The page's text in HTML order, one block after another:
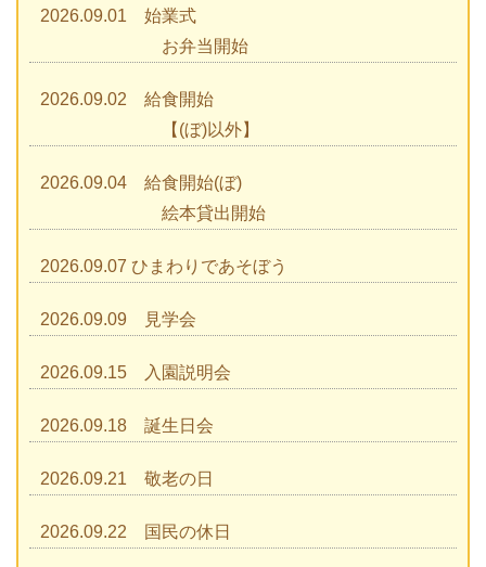
2026.09.01 始業式
お弁当開始
2026.09.02 給食開始
【(ぼ)以外】
2026.09.04 給食開始(ぼ)
絵本貸出開始
2026.09.07 ひまわりであそぼう
2026.09.09 見学会
2026.09.15 入園説明会
2026.09.18 誕生日会
2026.09.21 敬老の日
2026.09.22 国民の休日